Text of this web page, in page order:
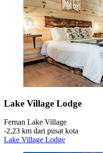
Lake Village Lodge
Fernan Lake Village
‐2,23 km dari pusat kota
Lake Village Lodge